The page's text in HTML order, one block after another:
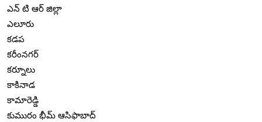
ఎన్ టి ఆర్ జిల్లా
ఎలూరు
కడప
కరీంనగర్
కర్నూలు
కాకినాడ
కామారెడ్డి
కుమురం భీమ్ ఆసిఫాబాద్